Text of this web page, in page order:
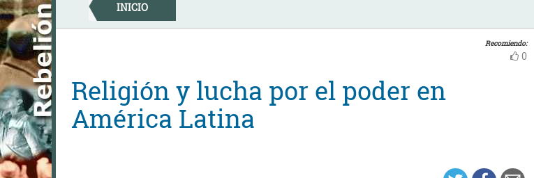
Skip
to
content
INICIO
Recomiendo:
0
Religión y lucha por el poder en
América Latina